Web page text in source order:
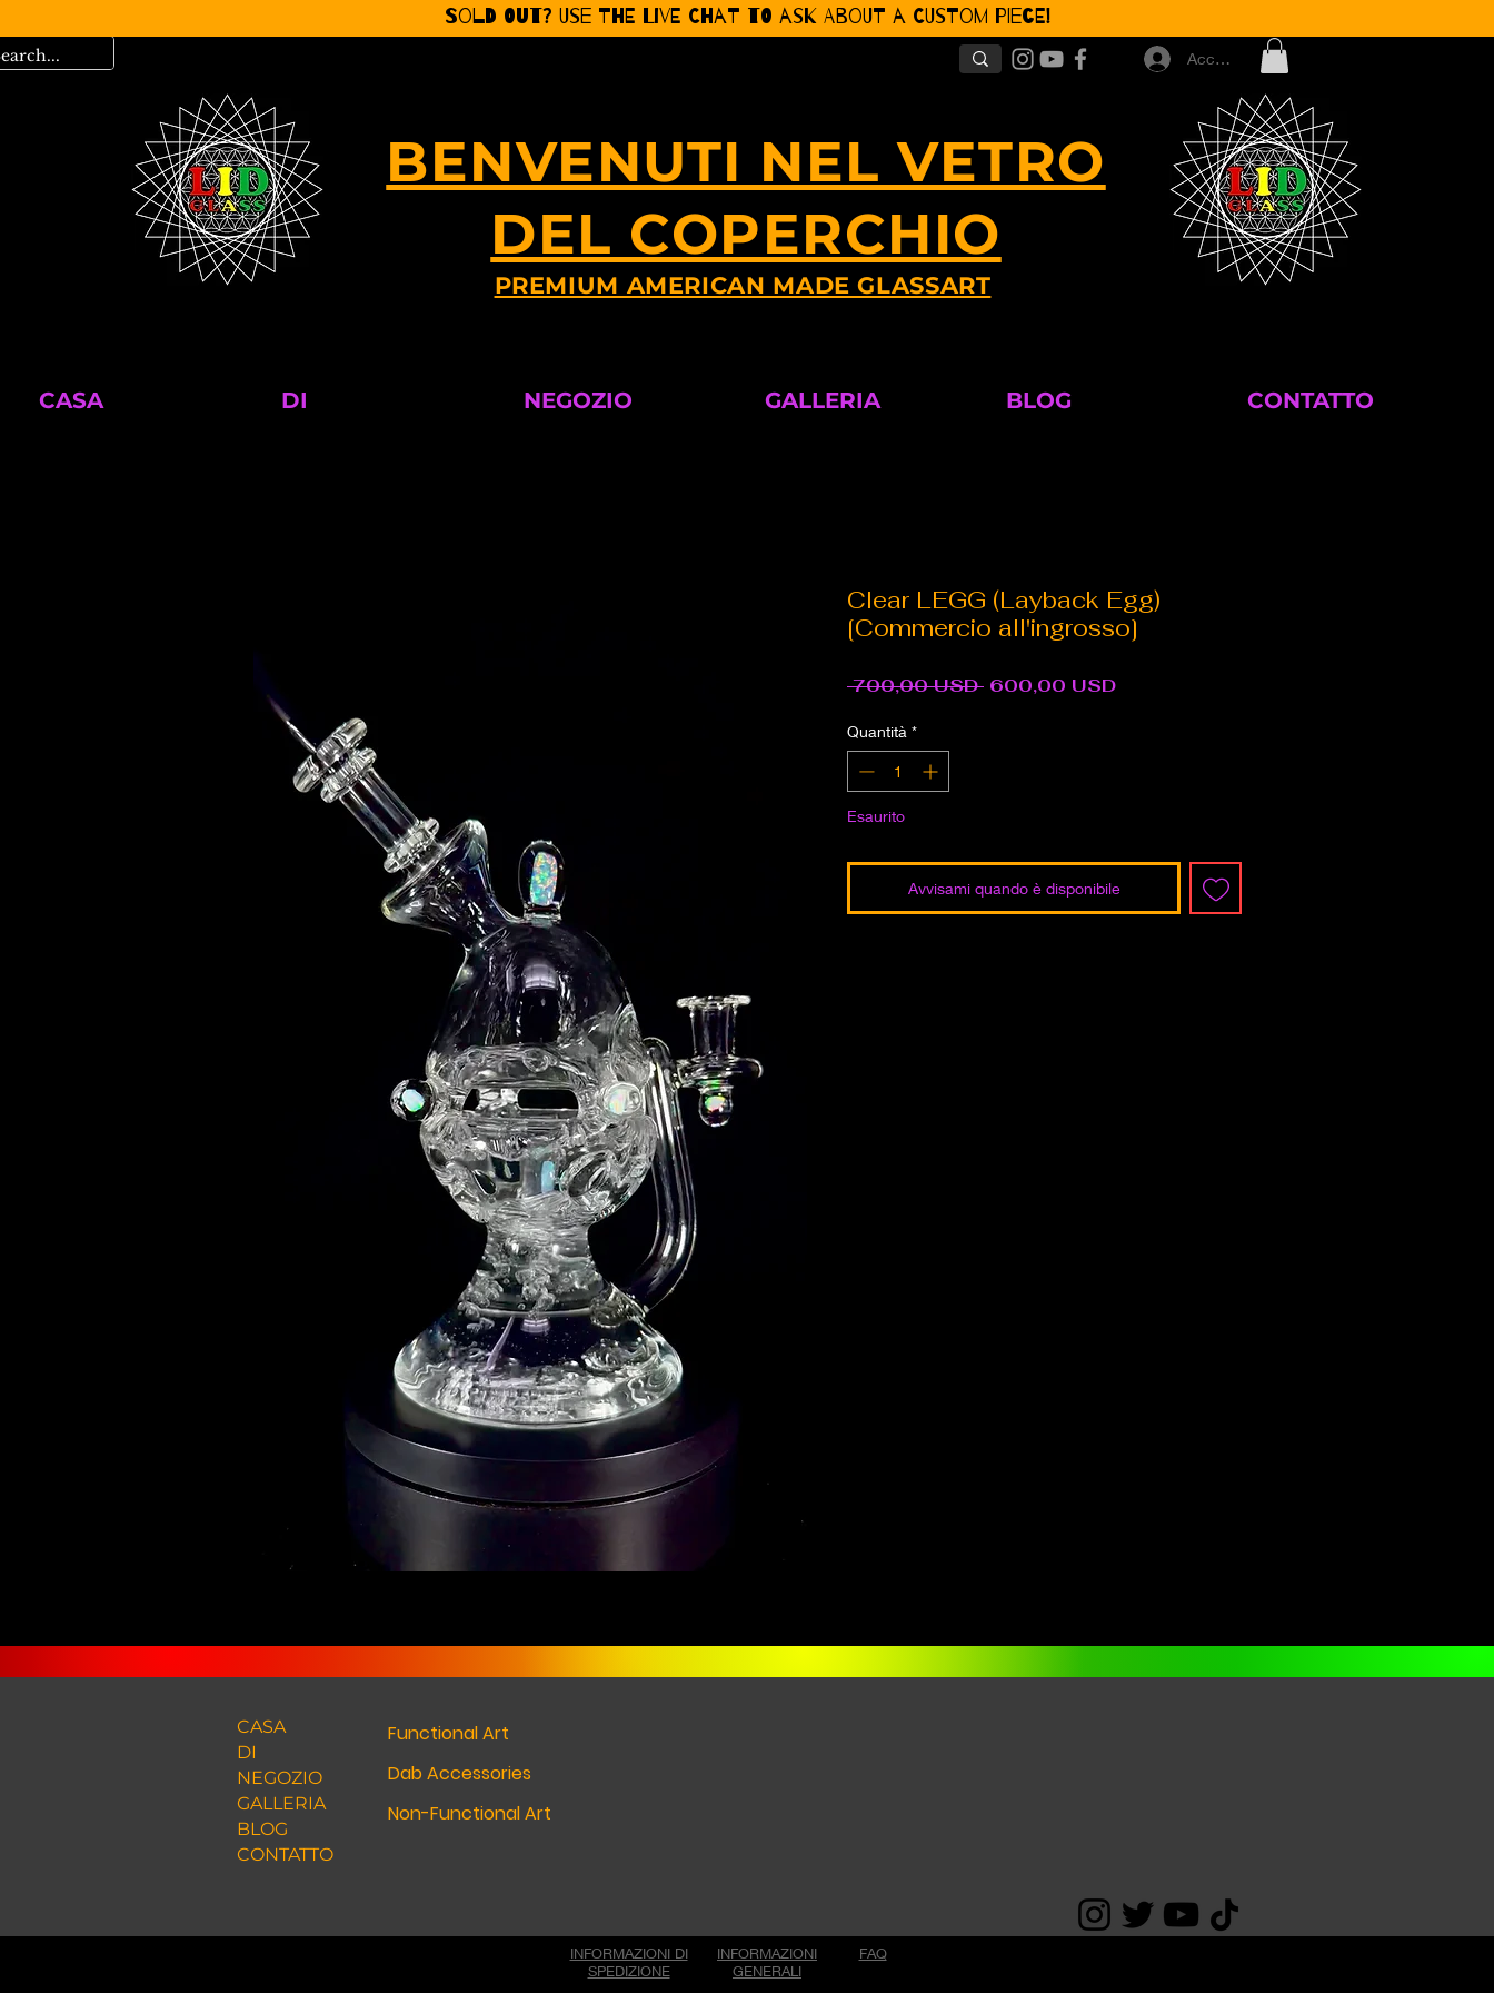
Sold Out? Use the Live CHat to ask about a Custom Piece!
Accedi
BENVENUTI NEL VETRO
DEL COPERCHIO
PREMIUM AMERICAN MADE GLASSART
CASA DI NEGOZIO GALLERIA BLOG CONTATTO
Clear LEGG (Layback Egg)
[Commercio all'ingrosso]
700,00 USD Prezzo
600,00 USDPrezzo
Quantità *
Esaurito
Avvisami quando è disponibile
CASA
DI
NEGOZIO
GALLERIA
BLOG
CONTATTO
Functional Art
Dab Accessories
Non-Functional Art
INFORMAZIONI DI
SPEDIZIONE
INFORMAZIONI
GENERALI
FAQ